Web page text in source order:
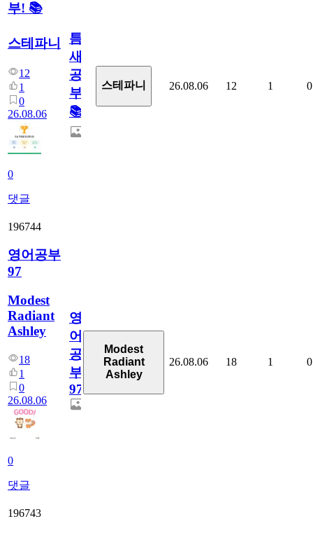
부! 📚
스테파니
12
1
0
26.08.06
0
댓글
틈
새
공
부!
📚
스테파니 26.08.06 12 1 0
196744
영어공부
97
Modest
Radiant
Ashley
18
1
0
26.08.06
0
댓글
영
어
공
부
97
Modest
Radiant
Ashley
26.08.06 18 1 0
196743